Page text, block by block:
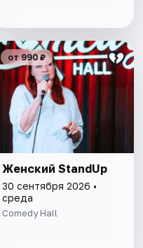
от 990 ₽
Женский StandUp
30 сентября 2026 •
среда
Comedy Hall